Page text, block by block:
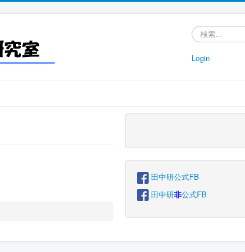
検
索...
Login
田中研公式FB
田中研非公式FB